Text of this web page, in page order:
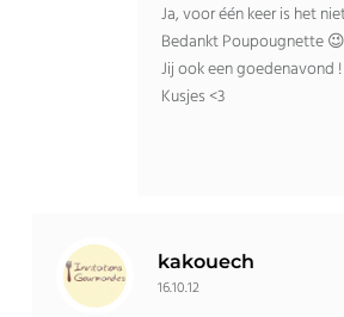
Ja, voor één keer is het
Bedankt Poupougnette 😉
Jij ook een goedenavond !
Kusjes <3
kakouech
16.10.12